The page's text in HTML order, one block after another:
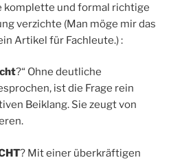
komplette und formal richtige
verzichte (Man möge mir das
Artikel für Fachleute.) :
?“ Ohne deutliche
ist die Frage rein
Beiklang. Sie zeugt von
? Mit einer überkräftigen